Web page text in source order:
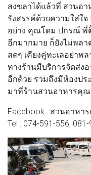
สงขลาได้แล้วที่ สวนอา
รังสรรค์ด้วยความใส่ใ
อย่าง คุณโดม ปกรณ์ พี่
อีกมากมาย ก็ยังไม่พล
สดๆ เคียงคู่ทะเลอย่า
ทางร้านมีบริการจัดส่ง
อีกด้วย รวมถึงมีห้องปร
มาที่ร้านสวนอาหารคุณ
Facebook : สวนอาหา
Tel : 074-591-556,